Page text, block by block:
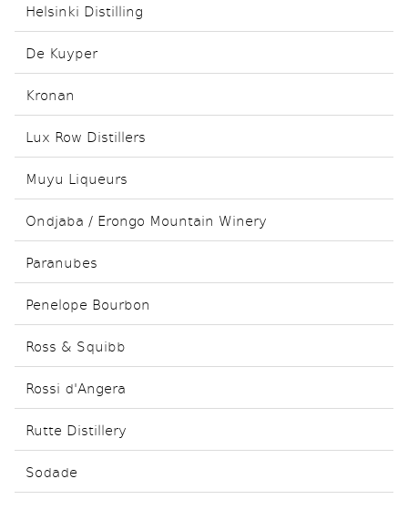
Helsinki Distilling
De Kuyper
Kronan
Lux Row Distillers
Muyu Liqueurs
Ondjaba / Erongo Mountain Winery
Paranubes
Penelope Bourbon
Ross & Squibb
Rossi d'Angera
Rutte Distillery
Sodade